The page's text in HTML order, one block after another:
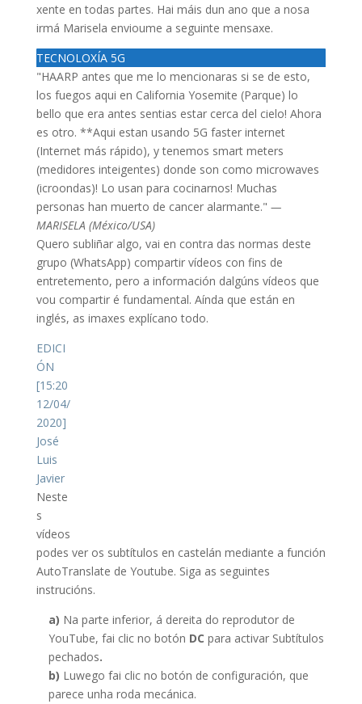
xente en todas partes. Hai máis dun ano que a nosa
irmá Marisela envioume a seguinte mensaxe.
TECNOLOXÍA 5G
"HAARP antes que me lo mencionaras si se de esto,
los fuegos aqui en California Yosemite (Parque) lo
bello que era antes sentias estar cerca del cielo! Ahora
es otro. **Aqui estan usando 5G faster internet
(Internet más rápido), y tenemos smart meters
(medidores inteigentes) donde son como microwaves
(icroondas)! Lo usan para cocinarnos! Muchas
personas han muerto de cancer alarmante." —
MARISELA (México/USA)
Quero subliñar algo, vai en contra das normas deste
grupo (WhatsApp) compartir vídeos con fins de
entretemento, pero a información dalgúns vídeos que
vou compartir é fundamental. Aínda que están en
inglés, as imaxes explícano todo.
EDICI
ÓN
[15:20
12/04/
2020]
José
Luis
Javier
Neste
s
vídeos
podes ver os subtítulos en castelán mediante a función
AutoTranslate de Youtube. Siga as seguintes
instrucións.
a) Na parte inferior, á dereita do reprodutor de
YouTube, fai clic no botón DC para activar Subtítulos
pechados.
b) Luwego fai clic no botón de configuración, que
parece unha roda mecánica.